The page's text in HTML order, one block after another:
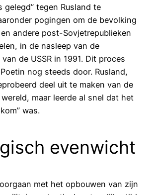
gelegd” tegen Rusland te
pogingen om de bevolking
andere post-Sovjetrepublieken
in de nasleep van de
de USSR in 1991. Dit proces
nog steeds door. Rusland,
deel uit te maken van de
wereld, maar leerde al snel dat het
was.
evenwicht
met het opbouwen van zijn